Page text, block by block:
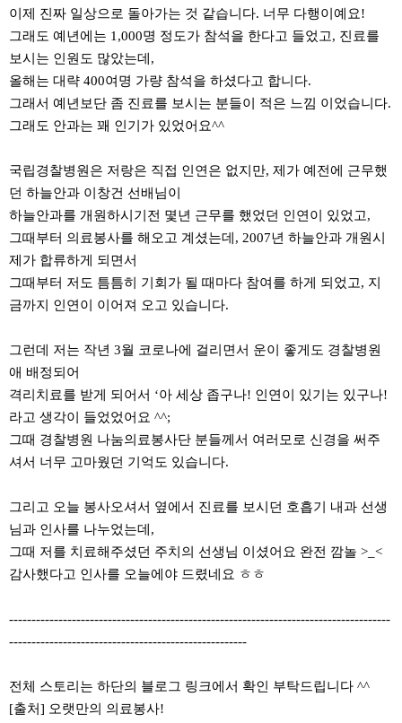
이제 진짜 일상으로 돌아가는 것 같습니다. 너무 다행이예요!
그래도 예년에는 1,000명 정도가 참석을 한다고 들었고, 진료를
보시는 인원도 많았는데,
올해는 대략 400여명 가량 참석을 하셨다고 합니다.
그래서 예년보단 좀 진료를 보시는 분들이 적은 느낌 이었습니다.
그래도 안과는 꽤 인기가 있었어요^^ ​
국립경찰병원은 저랑은 직접 인연은 없지만, 제가 예전에 근무했
던 하늘안과 이창건 선배님이
하늘안과를 개원하시기전 몇년 근무를 했었던 인연이 있었고,
그때부터 의료봉사를 해오고 계셨는데, 2007년 하늘안과 개원시
제가 합류하게 되면서
그때부터 저도 틈틈히 기회가 될 때마다 참여를 하게 되었고, 지
금까지 인연이 이어져 오고 있습니다.
그런데 저는 작년 3월 코로나에 걸리면서 운이 좋게도 경찰병원
애 배정되어
격리치료를 받게 되어서 ‘아 세상 좁구나! 인연이 있기는 있구나!
라고 생각이 들었었어요 ^^;
그때 경찰병원 나눔의료봉사단 분들께서 여러모로 신경을 써주
셔서 너무 고마웠던 기억도 있습니다.
그리고 오늘 봉사오셔서 옆에서 진료를 보시던 호흡기 내과 선생
님과 인사를 나누었는데,
그때 저를 치료해주셨던 주치의 선생님 이셨어요 완전 깜놀 >_<
감사했다고 인사를 오늘에야 드렸네요 ㅎㅎ
-------------------------------------------------------------------------------------
-----------------------------------------------------
전체 스토리는 하단의 블로그 링크에서 확인 부탁드립니다 ^^
[출처] 오랫만의 의료봉사!